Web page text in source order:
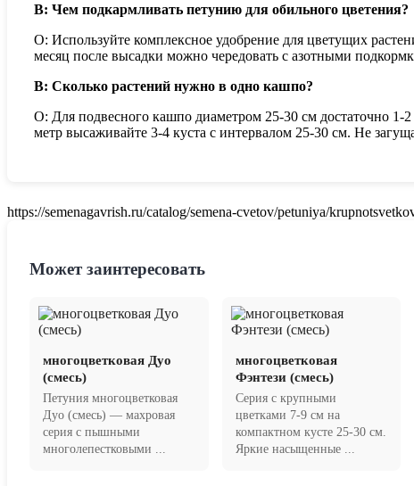
В: Чем подкармливать петунию для обильного цветения?
О: Используйте комплексное удобрение для цветущих
месяц после высадки можно чередовать с азотными
В: Сколько растений нужно в одно кашпо?
О: Для подвесного кашпо диаметром 25-30 см достаточно 1-
метр высаживайте 3-4 куста с интервалом 25-30 см. Не
https://semenagavrish.ru/catalog/semena-cvetov/petuniya/
Может заинтересовать
многоцветковая Дуо
(смесь)
Петуния многоцветковая
Дуо (смесь) — махровая
серия с пышными
многолепестковыми ...
многоцветковая
Фэнтези (смесь)
Серия с крупными
цветками 7-9 см на
компактном кусте 25-30 см.
Яркие насыщенные ...